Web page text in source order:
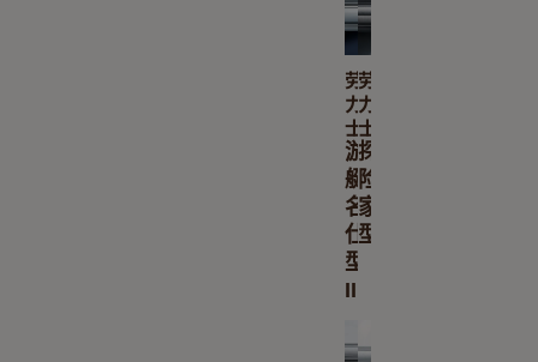
劳
力
士
游
艇
名
仕
型
II
劳
力
士
探
险
家
型